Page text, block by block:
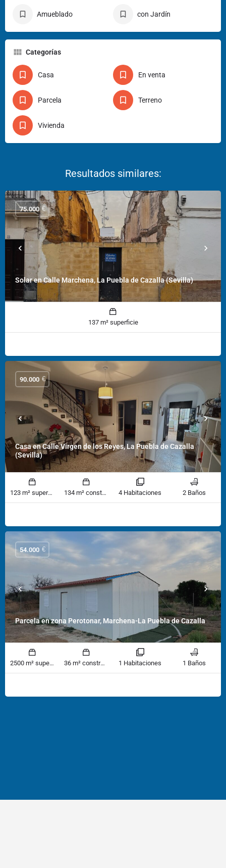
Amueblado con Jardín
Categorías
Casa En venta
Parcela Terreno
Vivienda
Solar en Calle Marchena, La Puebla de Cazalla (Sevilla)
75.000 €
137 m² superficie
Casa en Calle Virgen de los Reyes, La Puebla de Cazalla
(Sevilla)
90.000 €
123 m² superficie 134 m² construido 4 Habitaciones 2 Baños
Parcela en zona Perotonar, Marchena-La Puebla de Cazalla
54.000 €
2500 m² superficie 36 m² construido 1 Habitaciones 1 Baños